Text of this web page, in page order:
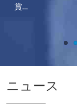
賞...
ニュース